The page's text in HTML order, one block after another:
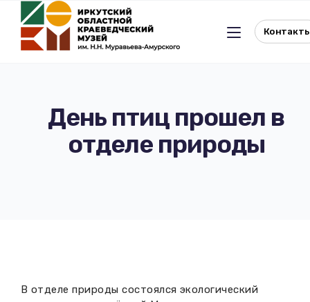
Льготное посещение музея
Виртуальный музей
Окно в Азию
Документы
День птиц прошел в
отделе природы
В отделе природы состоялся экологический